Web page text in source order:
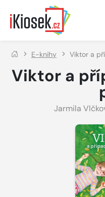
Přejít na hlavní obsah
E-knihy Viktor a
Viktor a
Jarmila